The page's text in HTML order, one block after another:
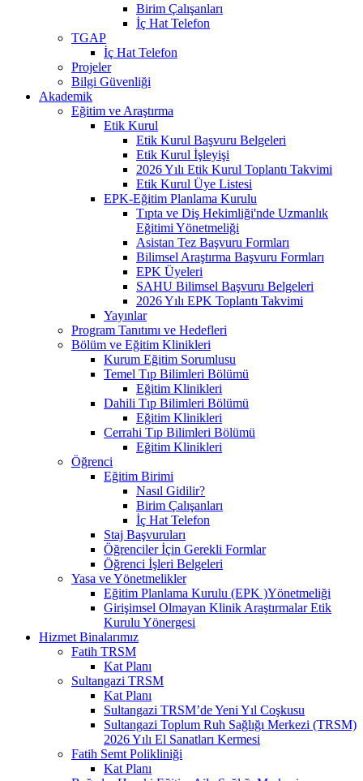
Birim Çalışanları
İç Hat Telefon
TGAP
İç Hat Telefon
Projeler
Bilgi Güvenliği
Akademik
Eğitim ve Araştırma
Etik Kurul
Etik Kurul Başvuru Belgeleri
Etik Kurul İşleyişi
2026 Yılı Etik Kurul Toplantı Takvimi
Etik Kurul Üye Listesi
EPK-Eğitim Planlama Kurulu
Tıpta ve Diş Hekimliği'nde Uzmanlık
Eğitimi Yönetmeliği
Asistan Tez Başvuru Formları
Bilimsel Araştırma Başvuru Formları
EPK Üyeleri
SAHU Bilimsel Başvuru Belgeleri
2026 Yılı EPK Toplantı Takvimi
Yayınlar
Program Tanıtımı ve Hedefleri
Bölüm ve Eğitim Klinikleri
Kurum Eğitim Sorumlusu
Temel Tıp Bilimleri Bölümü
Eğitim Klinikleri
Dahili Tıp Bilimleri Bölümü
Eğitim Klinikleri
Cerrahi Tıp Bilimleri Bölümü
Eğitim Klinikleri
Öğrenci
Eğitim Birimi
Nasıl Gidilir?
Birim Çalışanları
İç Hat Telefon
Staj Başvuruları
Öğrenciler İçin Gerekli Formlar
Öğrenci İşleri Belgeleri
Yasa ve Yönetmelikler
Eğitim Planlama Kurulu (EPK )Yönetmeliği
Girişimsel Olmayan Klinik Araştırmalar Etik
Kurulu Yönergesi
Hizmet Binalarımız
Fatih TRSM
Kat Planı
Sultangazi TRSM
Kat Planı
Sultangazi TRSM’de Yeni Yıl Coşkusu
Sultangazi Toplum Ruh Sağlığı Merkezi (TRSM)
2026 Yılı El Sanatları Kermesi
Fatih Semt Polikliniği
Kat Planı